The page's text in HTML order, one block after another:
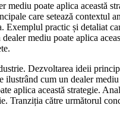
poate aplica această
care setează contextul
practic și detaliat
mediu poate aplica
Dezvoltarea ideii
cum un dealer mediu
aplica această strategie.
Tranziția către următorul